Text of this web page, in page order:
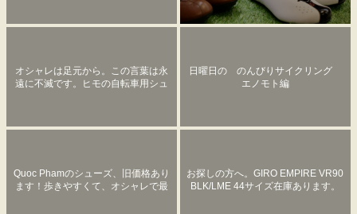
オシャレは足元から。この言葉は永
遠に不滅です。ヒモの自転車用シュ
日曜日の のんびりサイクリング
エノモト編
Quoc Phamのシューズ、旧価格あり
ます！歩きやすくて、オシャレで最
お探しの方へ。GIRO EMPIRE VR90
BLK/LME 44サイズ在庫あります。